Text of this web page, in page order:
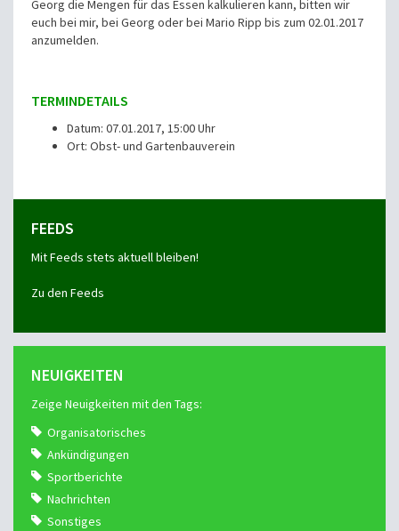
Georg die Mengen für das Essen kalkulieren kann, bitten wir
euch bei mir, bei Georg oder bei Mario Ripp bis zum 02.01.2017
anzumelden.
TERMINDETAILS
Datum: 07.01.2017, 15:00 Uhr
Ort: Obst- und Gartenbauverein
FEEDS
Mit Feeds stets aktuell bleiben!
Zu den Feeds
NEUIGKEITEN
Zeige Neuigkeiten mit den Tags:
Organisatorisches
Ankündigungen
Sportberichte
Nachrichten
Sonstiges